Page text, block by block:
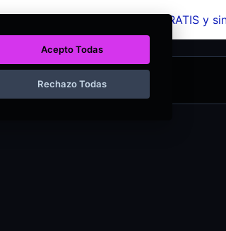
web completamente GRATIS y
Acepto Todas
Rechazo Todas